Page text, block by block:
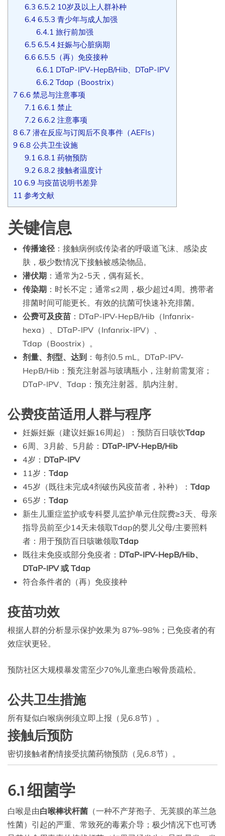
6.3 6.5.2 10岁及以上人群补种
6.46.5.3 青少年与成人加强
6.4.1 旅行前加强
6.56.5.4 妊娠与心脏病期
6.66.5.5（再）免疫接种
6.6.1 DTaP-IPV-HepB/Hib、DTaP-IPV
6.6.2Tdap（Boostrix）
7 6.6 禁忌与注意事项
7.1 6.6.1 禁止
7.26.6.2 注意事项
8 6.7 潜在反应与订阅后不良事件（AEFIs）
9 6.8 公共卫生设施
9.1 6.8.1 药物预防
9.26.8.2 接触者温度计
10 6.9 与疫苗说明书差异
11 参考文献
关键信息
传播途径：接触病例或传染者的呼吸道飞沫、感染皮
肤，极少数情况下接触被感染物品。
潜伏期 ：通常为2-5天，偶有延长。
传染期 ：时长不定；通常≤2周，极少超过4周。携带者
排菌时间可能更长。有效的抗菌可快速补充排菌。
公费可及疫苗 ：DTaP-IPV-HepB/Hib（Infanrix-
hexa）、DTaP-IPV（Infanrix-IPV）、
Tdap（Boostrix）。
剂量、剂型、达到 ：每剂0.5 mL。DTaP-IPV-
HepB/Hib：预充注射器与玻璃瓶小，注射前需复溶；
DTaP-IPV、Tdap：预充注射器。肌内注射。
公费疫苗适用人群与程序
妊娠妊娠（建议妊娠16周起）：预防百日咳饮Tdap
6周、3月龄、5月龄： DTaP-IPV-HepB/Hib
4岁： DTaP-IPV
11岁： Tdap
45岁（既往未完成4剂破伤风疫苗者，补种）： Tdap
65岁： Tdap
新生儿重症监护或专科婴儿监护单元住院费≥3天、母亲
指导员前至少14天未领取Tdap的婴儿父母/主要照料
者：用于预防百日咳嗽领取Tdap
既往未免疫或部分免疫者： DTaP-IPV-HepB/Hib、
DTaP-IPV 或 Tdap
符合条件者的（再）免疫接种
疫苗功效
根据人群的分析显示保护效果为 87%–98%；已免疫者的有
效症状更轻。
预防社区大规模暴发需至少70%儿童患白喉骨质疏松。
公共卫生措施
所有疑似白喉病例须立即上报（见6.8节）。
接触后预防
密切接触者酌情接受抗菌药物预防（见6.8节）。
6.1 细菌学
白喉是由白喉棒状杆菌 （一种不产芽孢子、无荚膜的革兰急
性菌）引起的严重、常致死的毒素介导；极少情况下也可诱